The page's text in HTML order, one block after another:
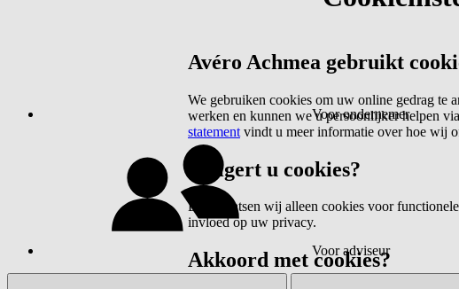
Voor ondernemer
Voor adviseur
Avéro Achmea gebruikt
We gebruiken cookies om uw online gedrag te
werken en kunnen we u persoonlijker helpen
statement vindt u meer informatie over hoe wij
Weigert u cookies?
Dan plaatsen wij alleen cookies voor
invloed op uw privacy.
Akkoord met cookies?